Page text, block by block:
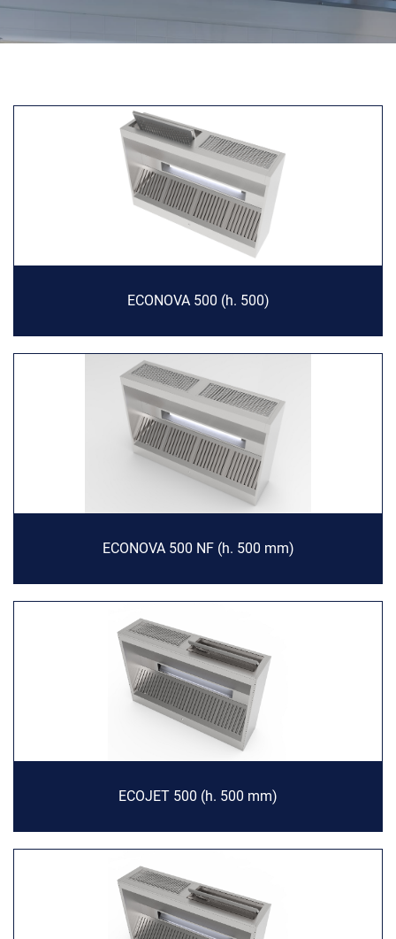
ECONOVA 500 (h. 500)
ECONOVA 500 NF (h. 500 mm)
ECOJET 500 (h. 500 mm)